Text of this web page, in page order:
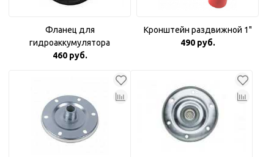
Фланец для
гидроаккумулятора
пластиковый 1"
460 руб.
Кронштейн раздвижной 1"
490 руб.